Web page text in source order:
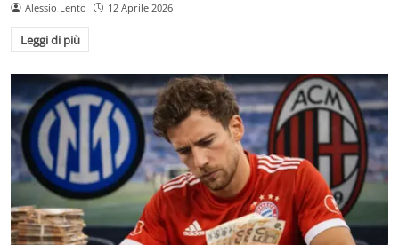
Alessio Lento 12 Aprile 2026
Leggi di più